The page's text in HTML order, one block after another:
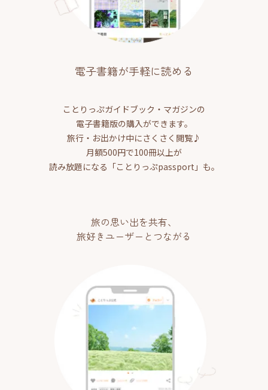
電子書籍が手軽に読める
ことりっぷガイドブック・マガジンの
電子書籍版の購入ができます。
旅行・お出かけ中にさくさく閲覧♪
月額500円で100冊以上が
読み放題になる「ことりっぷpassport」も。
旅の思い出を共有、
旅好きユーザーとつながる